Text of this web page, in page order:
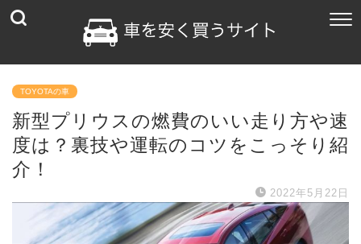
TOYOTAの車
新型プリウスの燃費のいい走り方や速
度は？裏技や運転のコツをこっそり紹
介！
2022年5月22日